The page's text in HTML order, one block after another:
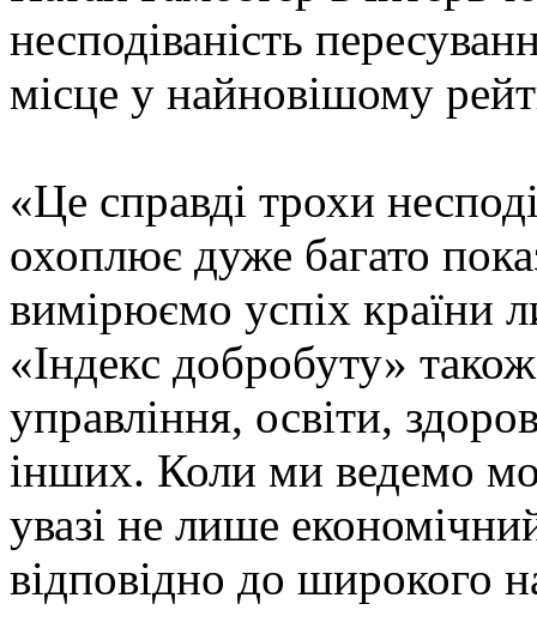
несподіваність
місце у найновішому
«Це справді трохи
охоплює дуже багато
вимірюємо успіх країни
«Індекс добробуту»
управління, освіти,
інших. Коли ми ведемо
увазі не лише
відповідно до широкого